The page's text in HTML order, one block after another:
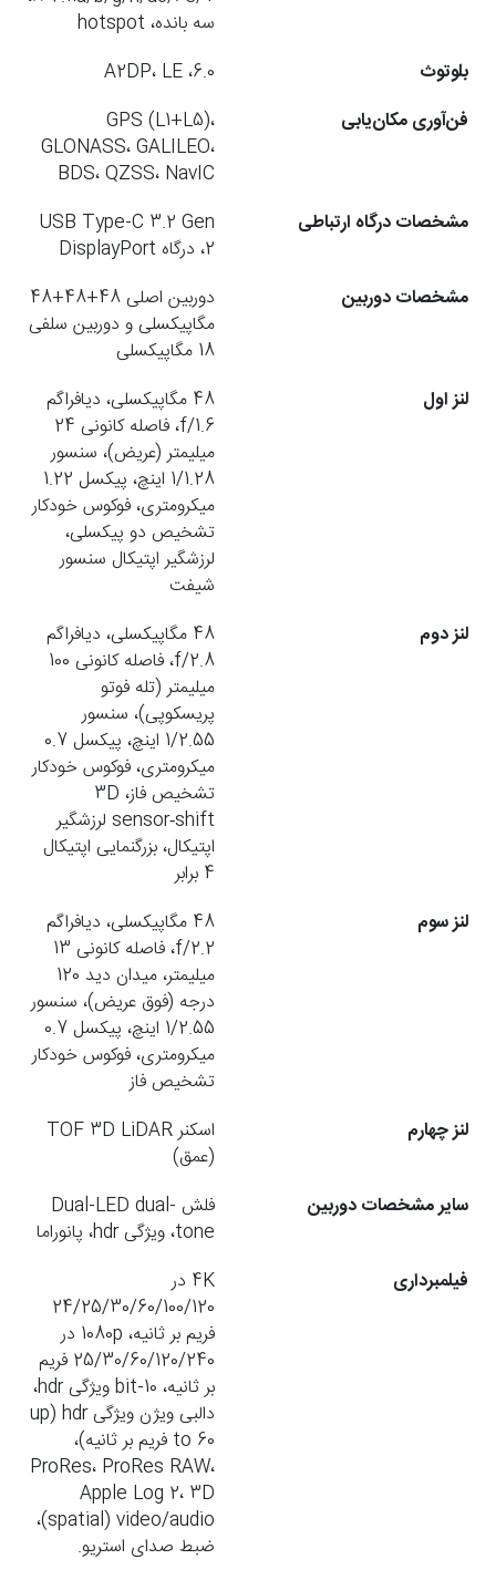
سه بانده، hotspot
بلوتوث
6.0، A2DP، LE
فن‌آوری مکان‌یابی
GPS (L1+L5)،
GLONASS، GALILEO،
BDS، QZSS، NavIC
مشخصات درگاه ارتباطی
USB Type-C 3.2 Gen
2، درگاه DisplayPort
مشخصات دوربین
دوربین اصلی 48+48+48
مگاپیکسلی و دوربین سلفی
18 مگاپیکسلی
لنز اول
48 مگاپیکسلی، دیافراگم
f/1.6، فاصله کانونی 24
میلیمتر (عریض)، سنسور
1/1.28 اینچ، پیکسل 1.22
میکرومتری، فوکوس خودکار
تشخیص دو پیکسلی،
لرزشگیر اپتیکال سنسور
شیفت
لنز دوم
48 مگاپیکسلی، دیافراگم
f/2.8، فاصله کانونی 100
میلیمتر (تله فوتو
پریسکوپی)، سنسور
1/2.55 اینچ، پیکسل 0.7
میکرومتری، فوکوس خودکار
تشخیص فاز، 3D
sensor‑shift لرزشگیر
اپتیکال، بزرگنمایی اپتیکال
4 برابر
لنز سوم
48 مگاپیکسلی، دیافراگم
f/2.2، فاصله کانونی 13
میلیمتر، میدان دید 120
درجه (فوق عریض)، سنسور
1/2.55 اینچ، پیکسل 0.7
میکرومتری، فوکوس خودکار
تشخیص فاز
لنز چهارم
اسکنر TOF 3D LiDAR
(عمق)
سایر مشخصات دوربین
فلش Dual-LED dual-
tone، ویژگی hdr، پانوراما
فیلمبرداری
4K در
24/25/30/60/100/120
فریم بر ثانیه، 1080p در
25/30/60/120/240 فریم
بر ثانیه، 10-bit ویژگی hdr،
دالبی ویژن ویژگی hdr (up
to 60 فریم بر ثانیه)،
ProRes، ProRes RAW،
Apple Log 2، 3D
(spatial) video/audio،
ضبط صدای استریو.